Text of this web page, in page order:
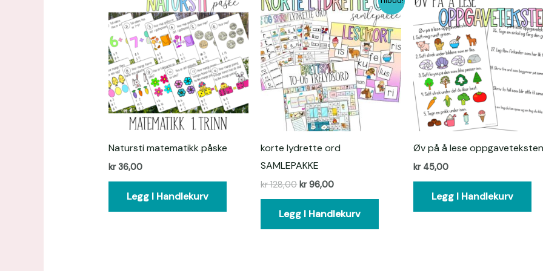
Natursti matematikk påske
kr36,00
Legg I Handlekurv
korte lydrette ord
SAMLEPAKKE
kr128,00
pris
var:
kr 128,00.
kr96,00
pris
kr 96,00.
Legg I Handlekurv
Øv på å lese oppgaveteksten
kr45,00
Legg I Handlekurv